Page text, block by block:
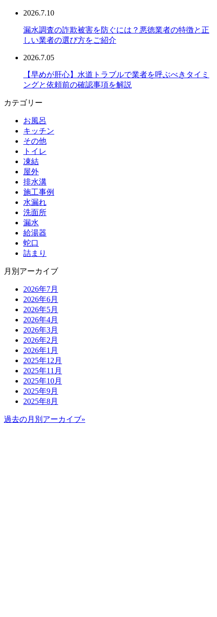
2026.7.10
漏水調査の詐欺被害を防ぐには？悪徳業者の特徴と正
しい業者の選び方をご紹介
2026.7.05
【早めが肝心】水道トラブルで業者を呼ぶべきタイミ
ングと依頼前の確認事項を解説
カテゴリー
お風呂
キッチン
その他
トイレ
凍結
屋外
排水溝
施工事例
水漏れ
洗面所
漏水
給湯器
蛇口
詰まり
月別アーカイブ
2026年7月
2026年6月
2026年5月
2026年4月
2026年3月
2026年2月
2026年1月
2025年12月
2025年11月
2025年10月
2025年9月
2025年8月
過去の月別アーカイブ»